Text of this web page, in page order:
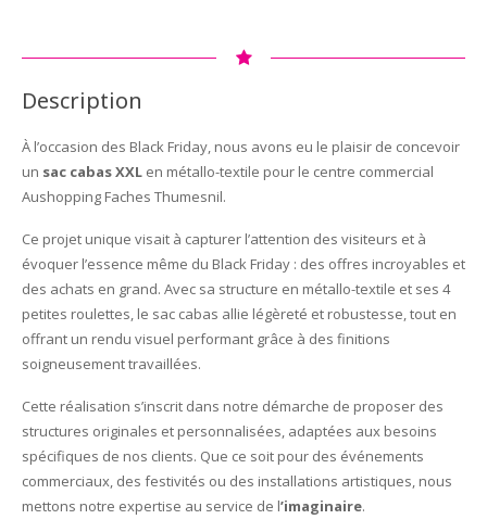
Description
À l’occasion des Black Friday, nous avons eu le plaisir de concevoir
un sac cabas XXL en métallo-textile pour le centre commercial
Aushopping Faches Thumesnil.
Ce projet unique visait à capturer l’attention des visiteurs et à
évoquer l’essence même du Black Friday : des offres incroyables et
des achats en grand. Avec sa structure en métallo-textile et ses 4
petites roulettes, le sac cabas allie légèreté et robustesse, tout en
offrant un rendu visuel performant grâce à des finitions
soigneusement travaillées.
Cette réalisation s’inscrit dans notre démarche de proposer des
structures originales et personnalisées, adaptées aux besoins
spécifiques de nos clients. Que ce soit pour des événements
commerciaux, des festivités ou des installations artistiques, nous
mettons notre expertise au service de l’imaginaire.